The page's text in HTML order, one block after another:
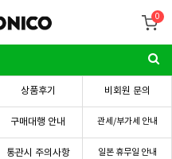
0
상품후기 비회원 문의
구매대행 안내 관세/부가세 안내
통관시 주의사항 일본 휴무일 안내